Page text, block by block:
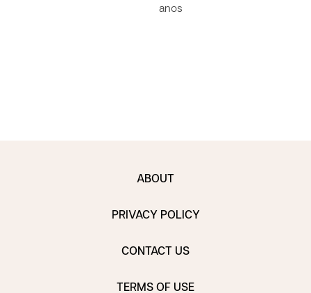
anos
ABOUT
PRIVACY POLICY
CONTACT US
TERMS OF USE